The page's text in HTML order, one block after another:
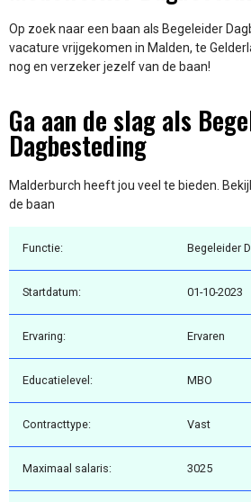
Op zoek naar een baan als Begeleider
vacature vrijgekomen in Malden, te
nog en verzeker jezelf van de baan!
Ga aan de slag als
Dagbesteding
Malderburch heeft jou veel te bieden.
de baan
Functie: Begeleider
Startdatum: 01-10-2023
Ervaring: Ervaren
Educatielevel: MBO
Contracttype: Vast
Maximaal salaris: 3025